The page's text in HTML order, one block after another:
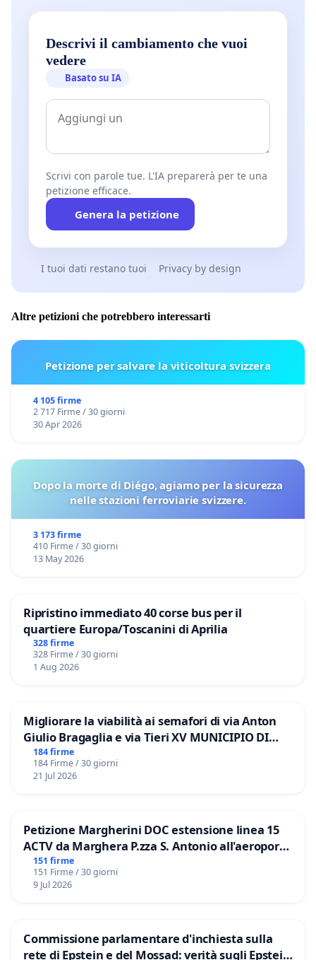
Descrivi il cambiamento che vuoi
vedere
Basato su IA
Scrivi con parole tue. L'IA preparerà per te una
petizione efficace.
Genera la petizione
I tuoi dati restano tuoi Privacy by design
Altre petizioni che potrebbero interessarti
Petizione per salvare la viticoltura svizzera
4 105 firme
2 717 Firme / 30 giorni
30 Apr 2026
Dopo la morte di Diégo, agiamo per la sicurezza
nelle stazioni ferroviarie svizzere.
3 173 firme
410 Firme / 30 giorni
13 May 2026
Ripristino immediato 40 corse bus per il
quartiere Europa/Toscanini di Aprilia
328 firme
328 Firme / 30 giorni
1 Aug 2026
Migliorare la viabilità ai semafori di via Anton
Giulio Bragaglia e via Tieri XV MUNICIPIO DI
ROMA
184 firme
184 Firme / 30 giorni
21 Jul 2026
Petizione Margherini DOC estensione linea 15
ACTV da Marghera P.zza S. Antonio all'aeroporto
Marco Polo tariffa a € 1,50
151 firme
151 Firme / 30 giorni
9 Jul 2026
Commissione parlamentare d'inchiesta sulla
rete di Epstein e del Mossad: verità sugli Epstein